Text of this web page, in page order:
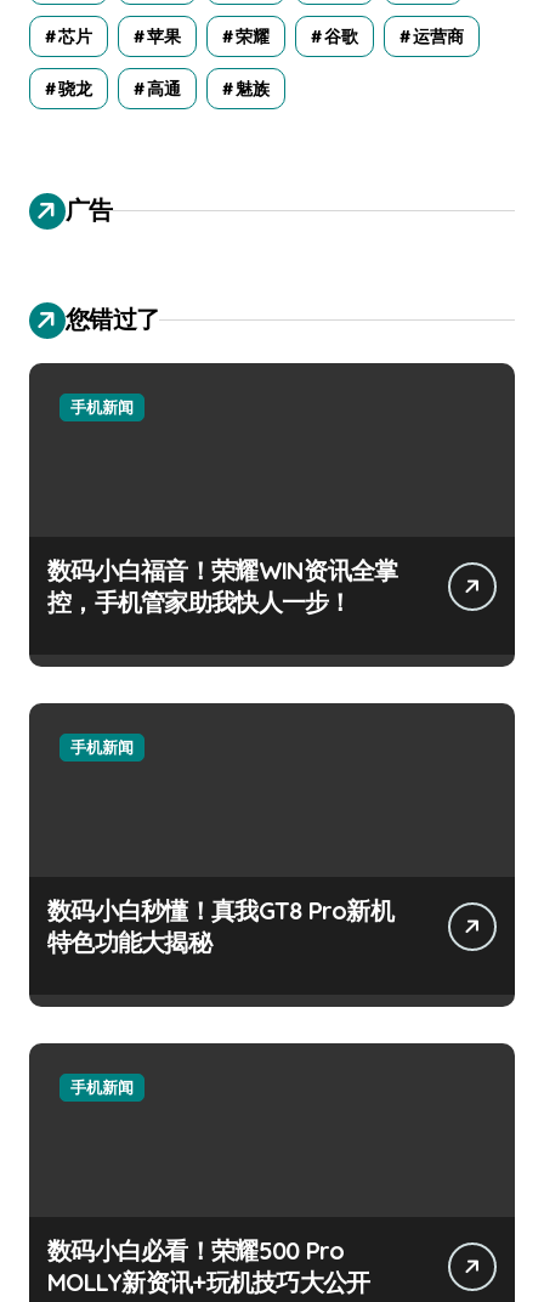
芯片 苹果 荣耀 谷歌 运营商
骁龙 高通 魅族
广告
您错过了
手机新闻
数码小白福音！荣耀WIN资讯全掌
控，手机管家助我快人一步！
手机新闻
数码小白秒懂！真我GT8 Pro新机
特色功能大揭秘
手机新闻
数码小白必看！荣耀500 Pro
MOLLY新资讯+玩机技巧大公开